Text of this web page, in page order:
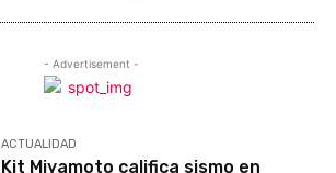
- Advertisement -
ACTUALIDAD
Kit Miyamoto califica sismo en